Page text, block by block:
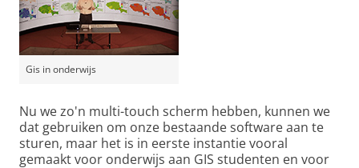
Gis in onderwijs
Nu we zo'n multi-touch scherm hebben, kunnen we
dat gebruiken om onze bestaande software aan te
sturen, maar het is in eerste instantie vooral
gemaakt voor onderwijs aan GIS studenten en voor